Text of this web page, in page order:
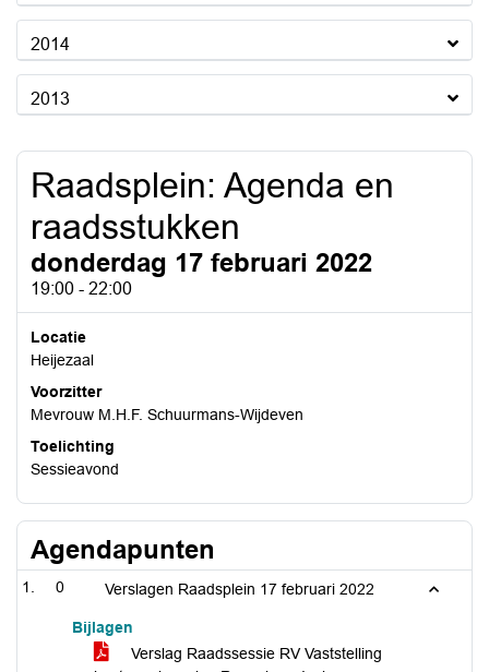
2014
2013
Raadsplein: Agenda en
raadsstukken
donderdag 17 februari 2022
19:00 - 22:00
Locatie
Heijezaal
Voorzitter
Mevrouw M.H.F. Schuurmans-Wijdeven
Toelichting
Sessieavond
Agendapunten
0 Verslagen Raadsplein 17 februari 2022
Bijlagen
Verslag Raadssessie RV Vaststelling